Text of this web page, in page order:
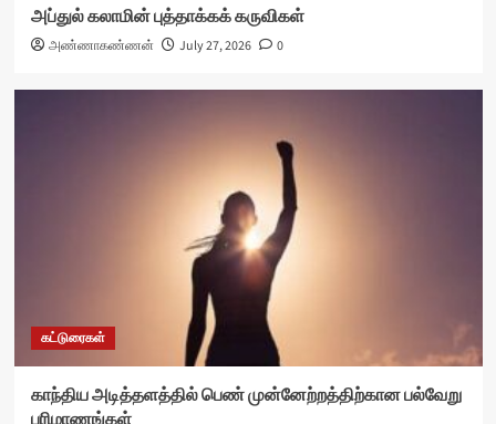
அப்துல் கலாமின் புத்தாக்கக் கருவிகள்
அண்ணாகண்ணன் July 27, 2026 0
கட்டுரைகள்
காந்திய அடித்தளத்தில் பெண் முன்னேற்றத்திற்கான பல்வேறு